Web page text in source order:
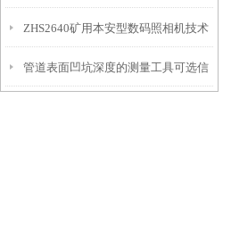
ZHS2640矿用本安型数码照相机技术
参数！
管道表面凹坑深度的测量工具可选信